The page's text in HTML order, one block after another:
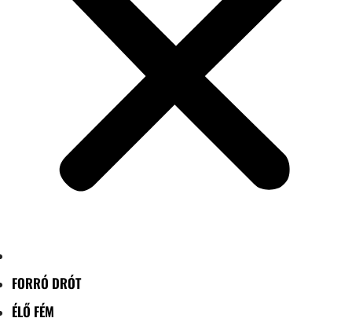
FORRÓ DRÓT
ÉLŐ FÉM